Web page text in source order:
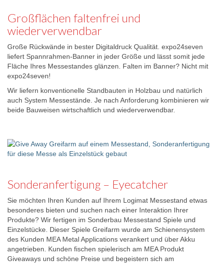
Großflächen faltenfrei und
wiederverwendbar
Große Rückwände in bester Digitaldruck Qualität. expo24seven
liefert Spannrahmen-Banner in jeder Größe und lässt somit jede
Fläche Ihres Messestandes glänzen. Falten im Banner? Nicht mit
expo24seven!
Wir liefern konventionelle Standbauten in Holzbau und natürlich
auch System Messestände. Je nach Anforderung kombinieren wir
beide Bauweisen wirtschaftlich und wiederverwendbar.
Sonderanfertigung – Eyecatcher
Sie möchten Ihren Kunden auf Ihrem Logimat Messestand etwas
besonderes bieten und suchen nach einer Interaktion Ihrer
Produkte? Wir fertigen im Sonderbau Messestand Spiele und
Einzelstücke. Dieser Spiele Greifarm wurde am Schienensystem
des Kunden MEA Metal Applications verankert und über Akku
angetrieben. Kunden fischen spielerisch am MEA Produkt
Giveaways und schöne Preise und begeistern sich am